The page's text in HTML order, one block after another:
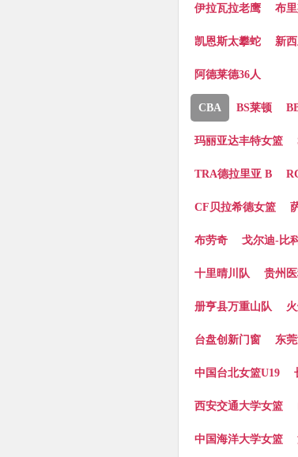
伊拉瓦拉老鹰 布
凯恩斯太攀蛇 新
阿德莱德36人
CBA BS莱顿
玛丽亚达丰特女篮
TRA德拉里亚 B
CF贝拉希德女篮
布劳奇 戈尔迪-比
十里晴川队 贵州
册亨县万重山队
台盘创新门窗 东
中国台北女篮U19
西安交通大学女篮
中国海洋大学女篮